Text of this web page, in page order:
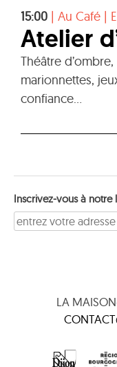
15:00 | Au Café |
Atelier
Théâtre d’ombre,
marionnettes,
confiance…
Inscrivez-vous à notre
LA